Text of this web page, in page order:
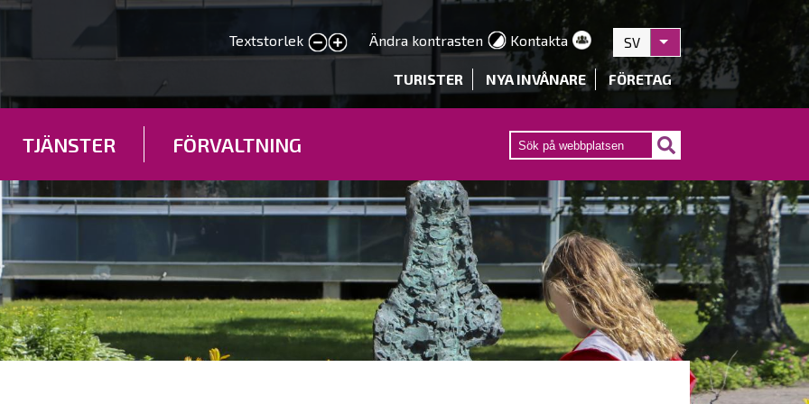
huvudinnehåll
Textstorlek
smaller text
larger text Ändra kontrasten Kontakta SV Visa fler åtgärder
TURISTER NYA INVÅNARE FÖRETAG
TJÄNSTER FÖRVALTNING